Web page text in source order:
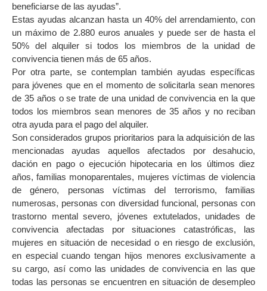
beneficiarse de las ayudas”.
Estas ayudas alcanzan hasta un 40% del arrendamiento, con
un máximo de 2.880 euros anuales y puede ser de hasta el
50% del alquiler si todos los miembros de la unidad de
convivencia tienen más de 65 años.
Por otra parte, se contemplan también ayudas específicas
para jóvenes que en el momento de solicitarla sean menores
de 35 años o se trate de una unidad de convivencia en la que
todos los miembros sean menores de 35 años y no reciban
otra ayuda para el pago del alquiler.
Son considerados grupos prioritarios para la adquisición de las
mencionadas ayudas aquellos afectados por desahucio,
dación en pago o ejecución hipotecaria en los últimos diez
años, familias monoparentales, mujeres víctimas de violencia
de género, personas víctimas del terrorismo, familias
numerosas, personas con diversidad funcional, personas con
trastorno mental severo, jóvenes extutelados, unidades de
convivencia afectadas por situaciones catastróficas, las
mujeres en situación de necesidad o en riesgo de exclusión,
en especial cuando tengan hijos menores exclusivamente a
su cargo, así como las unidades de convivencia en las que
todas las personas se encuentren en situación de desempleo